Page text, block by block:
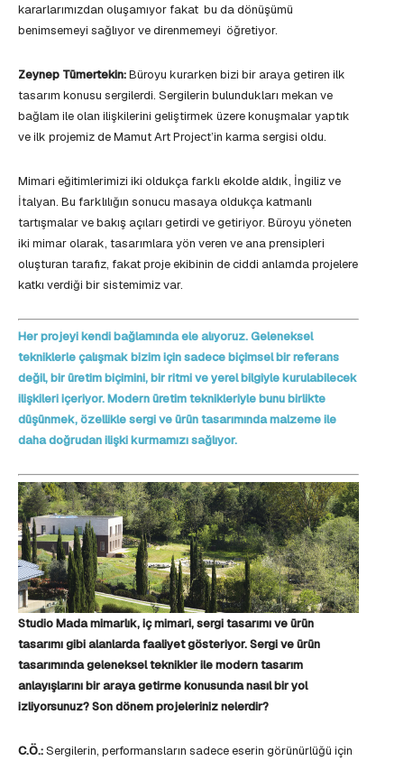
kararlarımızdan oluşamıyor fakat bu da dönüşümü
benimsemeyi sağlıyor ve direnmemeyi öğretiyor.
Zeynep Tümertekin:Büroyu kurarken bizi bir araya getiren ilk
tasarım konusu sergilerdi. Sergilerin bulundukları mekan ve
bağlam ile olan ilişkilerini geliştirmek üzere konuşmalar yaptık
ve ilk projemiz de Mamut Art Project’in karma sergisi oldu.
Mimari eğitimlerimizi iki oldukça farklı ekolde aldık, İngiliz ve
İtalyan. Bu farklılığın sonucu masaya oldukça katmanlı
tartışmalar ve bakış açıları getirdi ve getiriyor. Büroyu yöneten
iki mimar olarak, tasarımlara yön veren ve ana prensipleri
oluşturan tarafız, fakat proje ekibinin de ciddi anlamda projelere
katkı verdiği bir sistemimiz var.
Her projeyi kendi bağlamında ele alıyoruz. Geleneksel
tekniklerle çalışmak bizim için sadece biçimsel bir referans
değil, bir üretim biçimini, bir ritmi ve yerel bilgiyle kurulabilecek
ilişkileri içeriyor. Modern üretim teknikleriyle bunu birlikte
düşünmek, özellikle sergi ve ürün tasarımında malzeme ile
daha doğrudan ilişki kurmamızı sağlıyor.
Studio Mada mimarlık, iç mimari, sergi tasarımı ve ürün
tasarımı gibi alanlarda faaliyet gösteriyor. Sergi ve ürün
tasarımındageleneksel teknikler ile modern tasarım
anlayışlarını bir araya getirme konusunda nasıl bir yol
izliyorsunuz? Son dönem projeleriniz nelerdir?
C.Ö.:Sergilerin, performansların sadece eserin görünürlüğü için